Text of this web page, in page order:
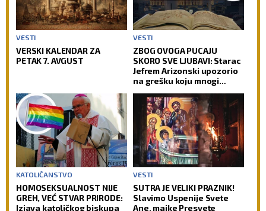
VESTI
VERSKI KALENDAR ZA
PETAK 7. AVGUST
VESTI
ZBOG OVOGA PUCAJU
SKORO SVE LJUBAVI: Starac
Jefrem Arizonski upozorio
na grešku koju mnogi
KATOLIČANSTVO
HOMOSEKSUALNOST NIJE
GREH, VEĆ STVAR PRIRODE:
Izjava katoličkog biskupa
VESTI
SUTRA JE VELIKI PRAZNIK!
Slavimo Uspenije Svete
Ane, majke Presvete